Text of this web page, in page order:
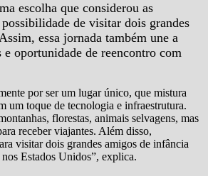
escolha que considerou as
de visitar dois grandes
essa jornada também une a
e oportunidade de reencontro com
por ser um lugar único, que mistura
um toque de tecnologia e infraestrutura.
florestas, animais selvagens, mas
receber viajantes. Além disso,
visitar dois grandes amigos de infância
Estados Unidos”, explica.